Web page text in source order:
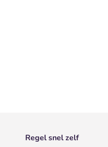
Regel snel zelf